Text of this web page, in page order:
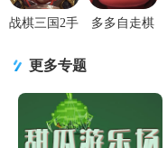
战棋三国2手
v5.8.00 最新
版
多多自走棋
更多专题